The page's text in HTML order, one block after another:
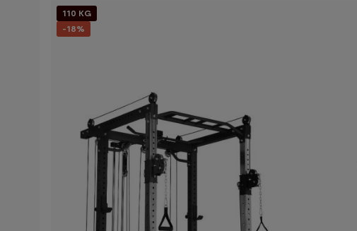
Hopp over bildegalleri
110 KG
-18%